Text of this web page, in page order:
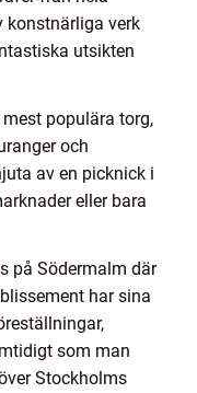
konstnärliga verk
utsikten
populära torg,
och
av en picknick i
eller bara
på Södermalm där
har sina
som man
Stockholms